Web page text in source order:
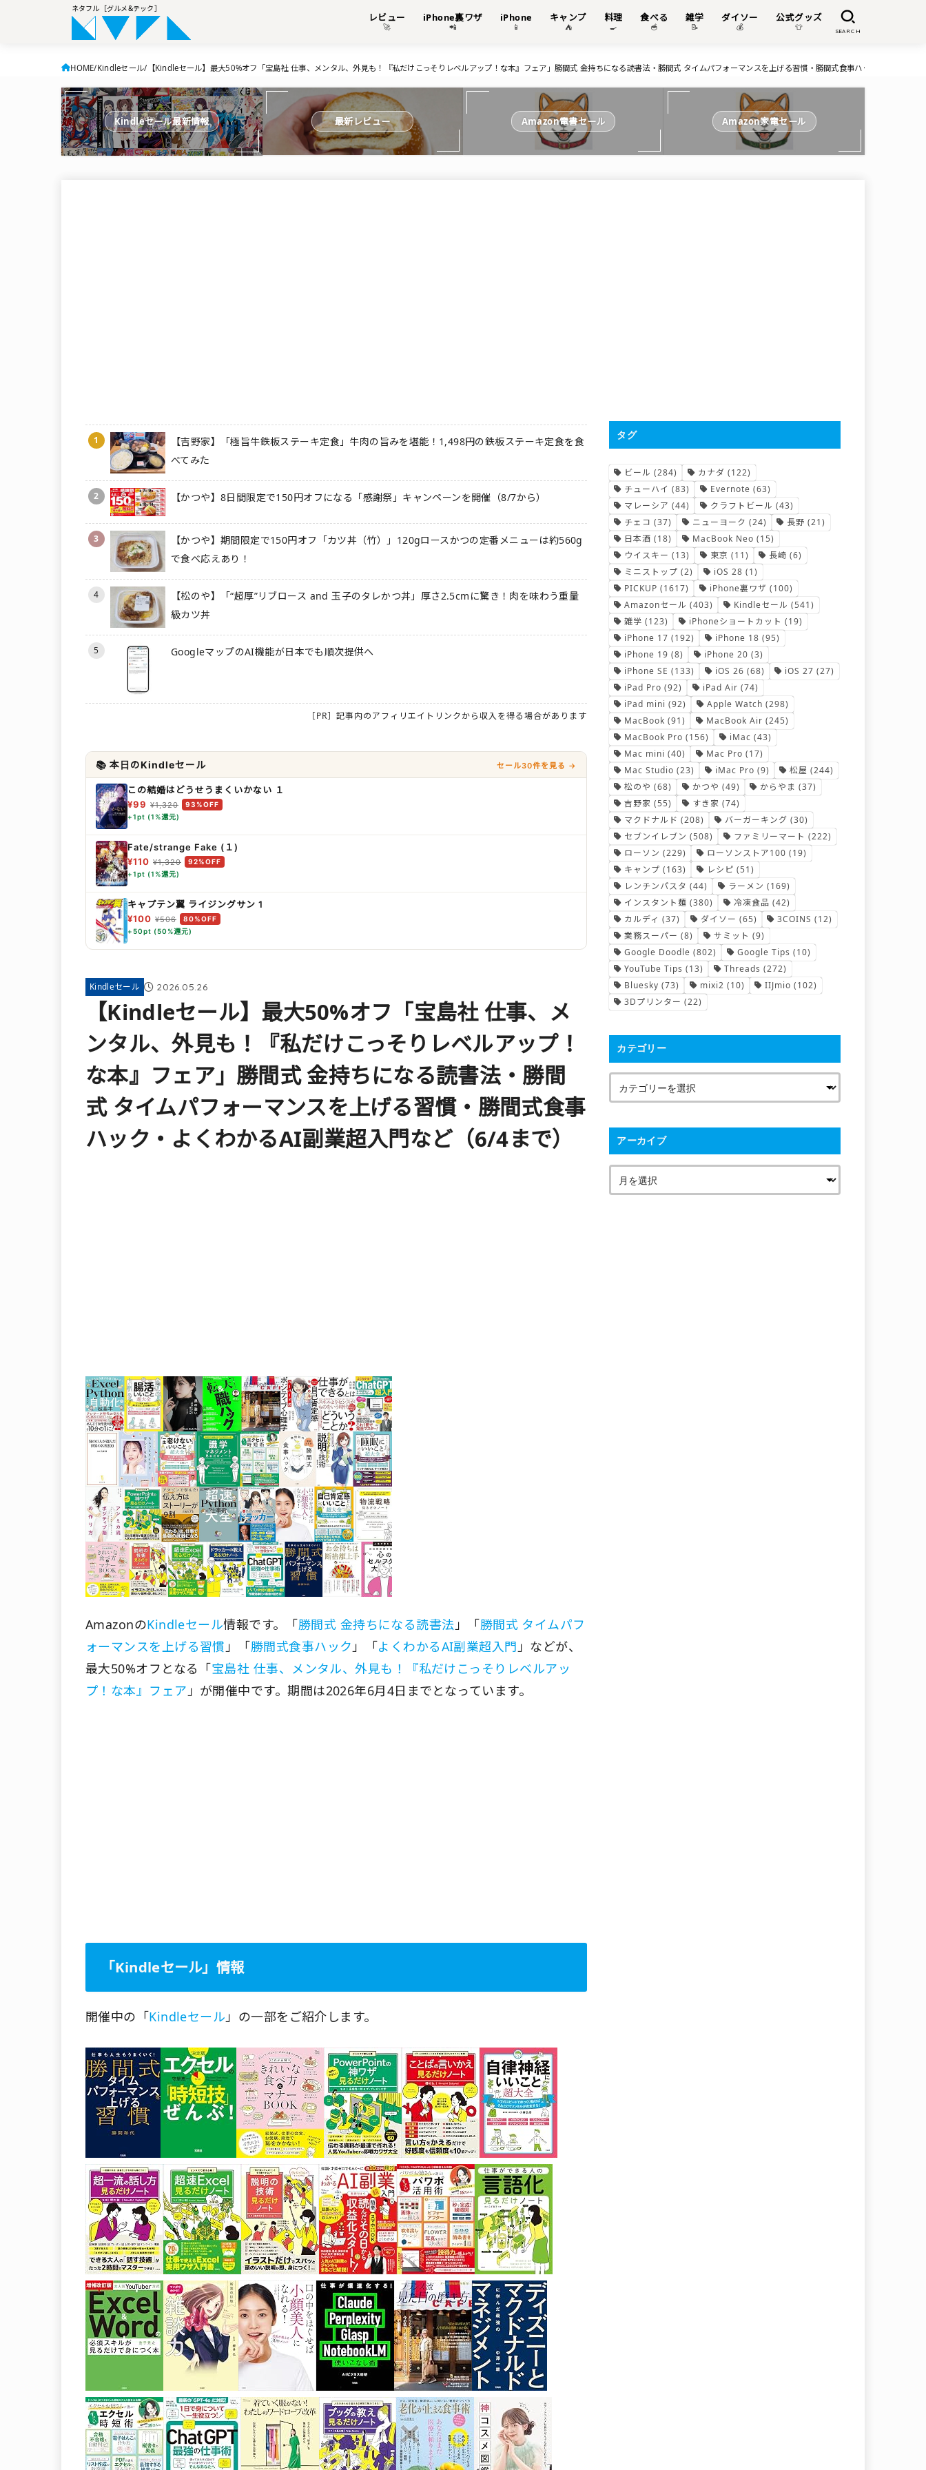
ネタフル［グルメ&テック］
レビュー
🚀
iPhone裏ワザ
📲
iPhone
📱
キャンプ
⛺
料理
🍳
食べる
🥣
雑学
📝
ダイソー
💰
公式グッズ
👕 SEARCH
HOME Kindleセール 【Kindleセール】最大50%オフ「宝島社 仕事、メンタル、外見も！『私だけこっそりレベルアップ！な本』フェア」勝間式 金持ちになる読書法・勝間式 タイムパフォーマンスを上げる習慣・勝間式食事ハック・よくわか
Kindleセール最新情報 最新レビュー Amazon電書セール Amazon家電セール
1
【吉野家】「極旨牛鉄板ステーキ定食」牛肉の旨みを堪能！1,498円の鉄板ステーキ定食を食
べてみた
2 【かつや】8日間限定で150円オフになる「感謝祭」キャンペーンを開催（8/7から）
3
【かつや】期間限定で150円オフ「カツ丼（竹）」120gロースかつの定番メニューは約560g
で食べ応えあり！
4
【松のや】「“超厚”リブロース and 玉子のタレかつ丼」厚さ2.5cmに驚き！肉を味わう重量
級カツ丼
5 GoogleマップのAI機能が日本でも順次提供へ
［PR］記事内のアフィリエイトリンクから収入を得る場合があります
📚 本日のKindleセール セール30件を見る →
この結婚はどうせうまくいかない １
¥99 ¥1,320
93%OFF
+1pt (1%還元)
Fate/strange Fake (１)
¥110 ¥1,320
92%OFF
+1pt (1%還元)
キャプテン翼 ライジングサン 1
¥100 ¥506
80%OFF
+50pt (50%還元)
Kindleセール 2026.05.26
【Kindleセール】最大50%オフ「宝島社 仕事、メ
ンタル、外見も！『私だけこっそりレベルアップ！
な本』フェア」勝間式 金持ちになる読書法・勝間
式 タイムパフォーマンスを上げる習慣・勝間式食事
ハック・よくわかるAI副業超入門など（6/4まで）
AmazonのKindleセール情報です。「勝間式 金持ちになる読書法」「勝間式 タイムパフ
ォーマンスを上げる習慣」「勝間式食事ハック」「よくわかるAI副業超入門」などが、
最大50%オフとなる「宝島社 仕事、メンタル、外見も！『私だけこっそりレベルアッ
プ！な本』フェア」が開催中です。期間は2026年6月4日までとなっています。
「Kindleセール」情報
開催中の「Kindleセール」の一部をご紹介します。
タグ
ビール (284) カナダ (122)
チューハイ (83) Evernote (63)
マレーシア (44) クラフトビール (43)
チェコ (37) ニューヨーク (24) 長野 (21)
日本酒 (18) MacBook Neo (15)
ウイスキー (13) 東京 (11) 長崎 (6)
ミニストップ (2) iOS 28 (1)
PICKUP (1617) iPhone裏ワザ (100)
Amazonセール (403) Kindleセール (541)
雑学 (123) iPhoneショートカット (19)
iPhone 17 (192) iPhone 18 (95)
iPhone 19 (8) iPhone 20 (3)
iPhone SE (133) iOS 26 (68) iOS 27 (27)
iPad Pro (92) iPad Air (74)
iPad mini (92) Apple Watch (298)
MacBook (91) MacBook Air (245)
MacBook Pro (156) iMac (43)
Mac mini (40) Mac Pro (17)
Mac Studio (23) iMac Pro (9) 松屋 (244)
松のや (68) かつや (49) からやま (37)
吉野家 (55) すき家 (74)
マクドナルド (208) バーガーキング (30)
セブンイレブン (508) ファミリーマート (222)
ローソン (229) ローソンストア100 (19)
キャンプ (163) レシピ (51)
レンチンパスタ (44) ラーメン (169)
インスタント麺 (380) 冷凍食品 (42)
カルディ (37) ダイソー (65) 3COINS (12)
業務スーパー (8) サミット (9)
Google Doodle (802) Google Tips (10)
YouTube Tips (13) Threads (272)
Bluesky (73) mixi2 (10) IIJmio (102)
3Dプリンター (22)
カテゴリー
アーカイブ